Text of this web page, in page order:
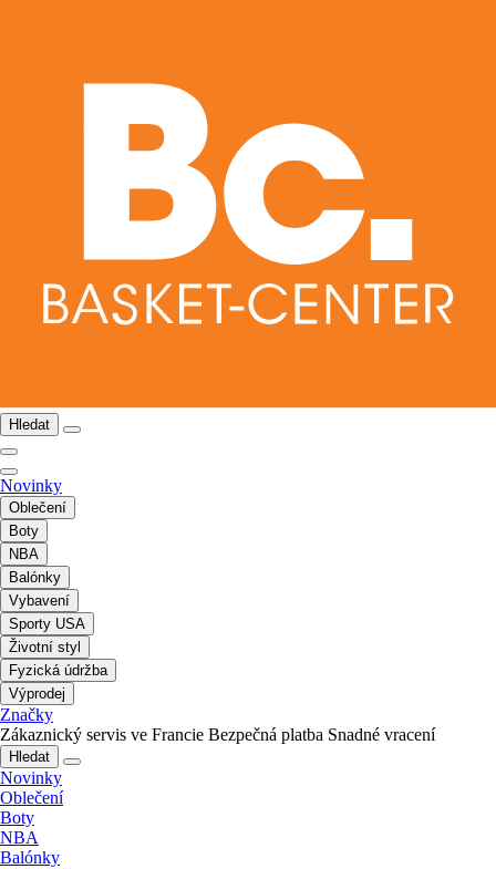
Hledat
Novinky
Oblečení
Boty
NBA
Balónky
Vybavení
Sporty USA
Životní styl
Fyzická údržba
Výprodej
Značky
Zákaznický servis ve Francie Bezpečná platba Snadné vracení
Hledat
Novinky
Oblečení
Boty
NBA
Balónky